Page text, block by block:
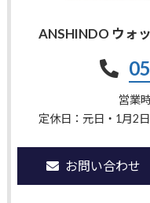
ANSHINDO ウォ
営業
定休日：元日・1月2
お問い合わせ